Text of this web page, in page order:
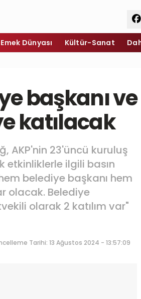
Emek Dünyası Kültür-Sanat
başkanı ve
katılacak
AKP'nin 23'üncü kuruluş
etkinliklerle ilgili basın
belediye başkanı hem
olacak. Belediye
olarak 2 katılım var"
Tarihi: 13 Ağustos 2024 - 13:57:09